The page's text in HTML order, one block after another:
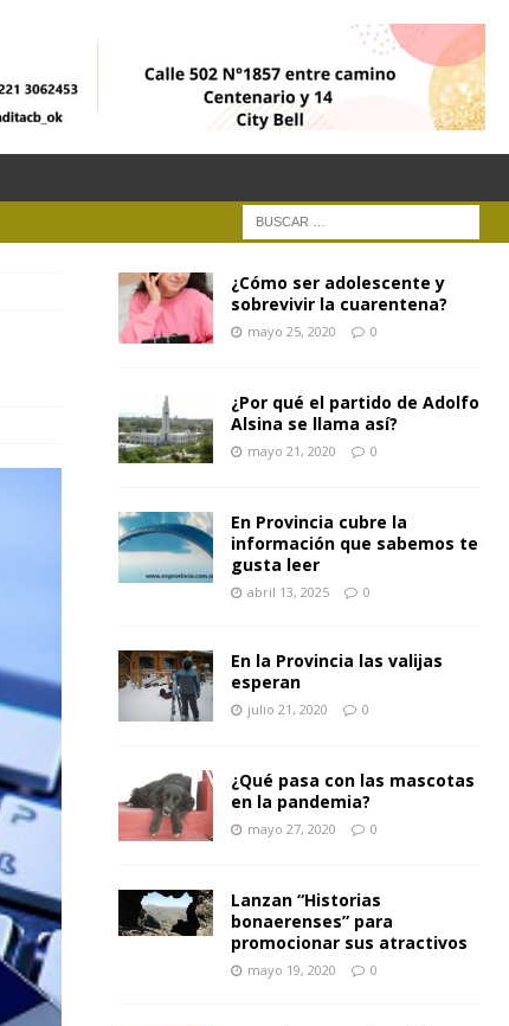
¿Cómo ser adolescente y
sobrevivir la cuarentena?
mayo 25, 2020 0
¿Por qué el partido de Adolfo
Alsina se llama así?
mayo 21, 2020 0
En Provincia cubre la
información que sabemos te
gusta leer
abril 13, 2025 0
En la Provincia las valijas
esperan
julio 21, 2020 0
¿Qué pasa con las mascotas
en la pandemia?
mayo 27, 2020 0
Lanzan “Historias
bonaerenses” para
promocionar sus atractivos
mayo 19, 2020 0